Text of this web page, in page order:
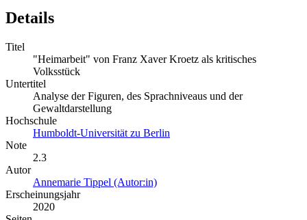
Details
Titel
"Heimarbeit" von Franz Xaver Kroetz als kritisches
Volksstück
Untertitel
Analyse der Figuren, des Sprachniveaus und der
Gewaltdarstellung
Hochschule
Humboldt-Universität zu Berlin
Note
2.3
Autor
Annemarie Tippel (Autor:in)
Erscheinungsjahr
2020